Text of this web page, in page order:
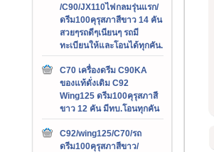
/C90/JX110ไฟกลมรุ่นแรก/
ดรีม100คุรุสภาสีขาว 14 คัน
สวยๆรถดีๆเนียนๆ รถมี
ทะเบียนให้และโอนได้ทุกคัน.
C70 เครื่องดรีม C90KA
ของแท้ดั่งเดิม C92
Wing125 ดรีม100คุรุสภาสี
ขาว 12 คัน มีทบ.โอนทุกคัน
C92/wing125/C70/รถ
ดรีม100คุรุสภาสีขาว/